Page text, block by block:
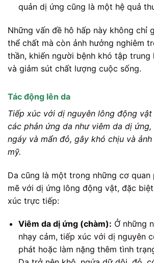
quản dị ứng cũng là một hệ quả
Những vấn đề hô hấp này không chỉ
thể chất mà còn ảnh hưởng nghiêm
thần, khiến người bệnh khó tập trung
và giảm sút chất lượng cuộc sống.
Tác động lên da
Tiếp xúc với dị nguyên lông động
các phản ứng da như viêm da dị ứng,
ngáy và mẩn đỏ, gây khó chịu và
mỹ.
Da cũng là một trong những cơ quan
mẽ với dị ứng lông động vật, đặc
xúc trực tiếp:
Viêm da dị ứng (chàm): Ở những
nhạy cảm, tiếp xúc với dị nguyên
phát hoặc làm nặng thêm tình